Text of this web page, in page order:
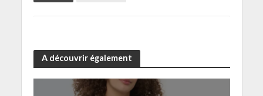
A découvrir également